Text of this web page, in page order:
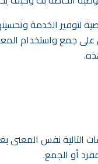
تجربة مجانية
لتوفير الخدمة
على جمع واستخدام
التالية نفس المعنى
أو الجمع.